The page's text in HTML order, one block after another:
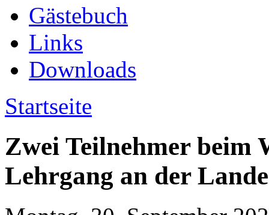
Gästebuch
Links
Downloads
Startseite
Zwei Teilnehmer beim
Lehrgang an der